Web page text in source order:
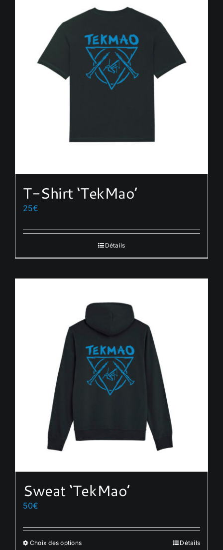
T-Shirt ‘TekMao’
25€
Détails
Sweat ‘TekMao’
50€
Choix des optionsCe
Détails